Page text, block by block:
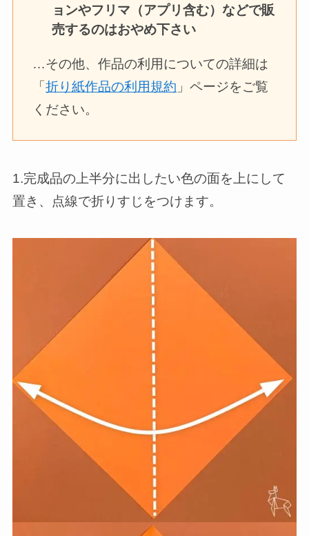
ョンやフリマ（アプリ含む）などで販
売するのはおやめ下さい
…その他、作品の利用についての詳細は
「折り紙作品の利用規約 」ページをご覧
ください。
1.完成品の上半分に出したい色の面を上にして
置き、点線で折りすじをつけます。